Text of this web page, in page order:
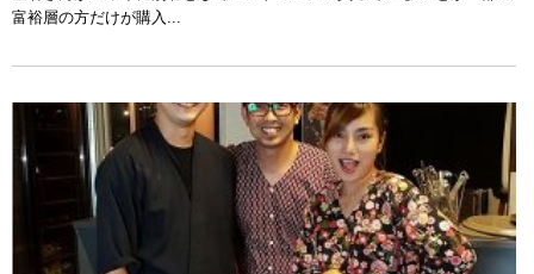
富裕層の方だけが購入...